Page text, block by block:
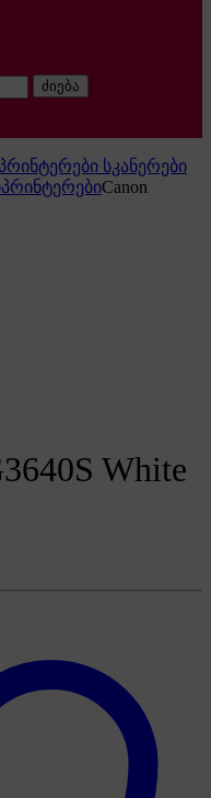
ძიება
პრინტერები სკანერები
პრინტერებიCanon
White